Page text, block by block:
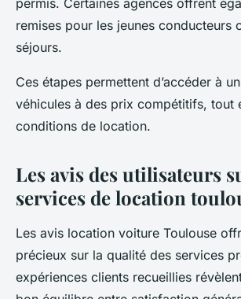
permis. Certaines agences offrent
remises pour les jeunes conducteurs
séjours.
Ces étapes permettent d’accéder à
véhicules à des prix compétitifs, tout
conditions de location.
Les avis des utilisateurs
services de location
Les avis location voiture Toulouse
précieux sur la qualité des services
expériences clients recueillies